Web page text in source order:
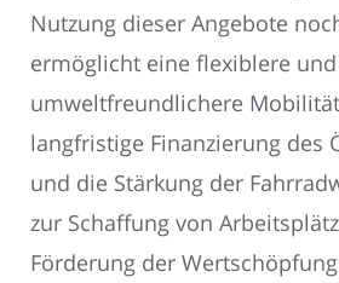
Nutzung dieser Angebote
ermöglicht eine flexiblere und
umweltfreundlichere
langfristige Finanzierung des
und die Stärkung der
zur Schaffung von
Förderung der